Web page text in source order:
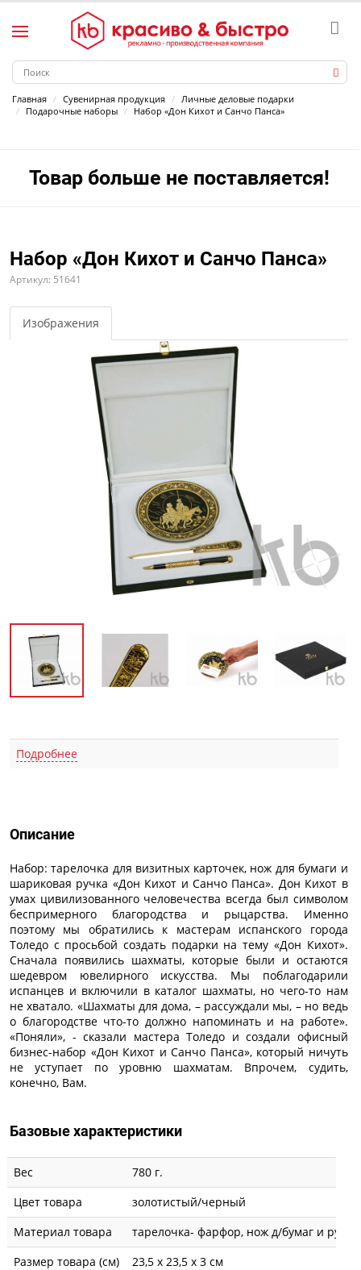
Главная Сувенирная продукция
Личные деловые подарки
Подарочные наборы
Набор «Дон Кихот и Санчо Панса»
Товар больше не поставляется!
Набор «Дон Кихот и Санчо Панса»
Артикул: 51641
Изображения
Подробнее
Описание
Набор: тарелочка для визитных карточек, нож для бумаги и
шариковая ручка «Дон Кихот и Санчо Панса». Дон Кихот в
умах цивилизованного человечества всегда был символом
беспримерного благородства и рыцарства. Именно
поэтому мы обратились к мастерам испанского города
Толедо с просьбой создать подарки на тему «Дон Кихот».
Сначала появились шахматы, которые были и остаются
шедевром ювелирного искусства. Мы поблагодарили
испанцев и включили в каталог шахматы, но чего-то нам
не хватало. «Шахматы для дома, – рассуждали мы, – но ведь
о благородстве что-то должно напоминать и на работе».
«Поняли», - сказали мастера Толедо и создали офисный
бизнес-набор «Дон Кихот и Санчо Панса», который ничуть
не уступает по уровню шахматам. Впрочем, судить,
конечно, Вам.
Базовые характеристики
Вес
780 г.
Цвет товара
золотистый/черный
Материал товара
тарелочка- фарфор, нож д/бумаг и
Размер товара (см)
23,5 х 23,5 х 3 см